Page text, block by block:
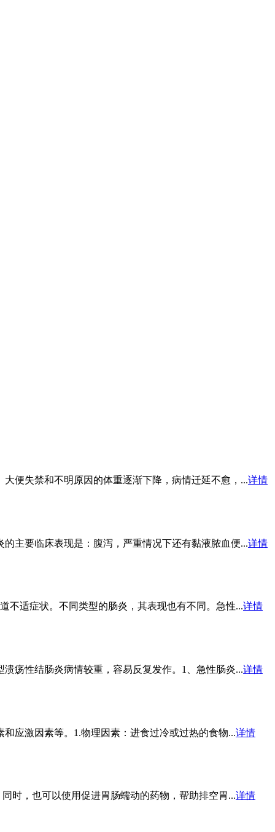
便失禁和不明原因的体重逐渐下降，病情迁延不愈，...详情
主要临床表现是：腹泻，严重情况下还有黏液脓血便...详情
不适症状。不同类型的肠炎，其表现也有不同。急性...详情
疡性结肠炎病情较重，容易反复发作。1、急性肠炎...详情
应激因素等。1.物理因素：进食过冷或过热的食物...详情
时，也可以使用促进胃肠蠕动的药物，帮助排空胃...详情